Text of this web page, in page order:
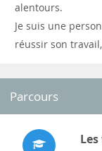
alentours.
Je suis une
réussir son
Parcours